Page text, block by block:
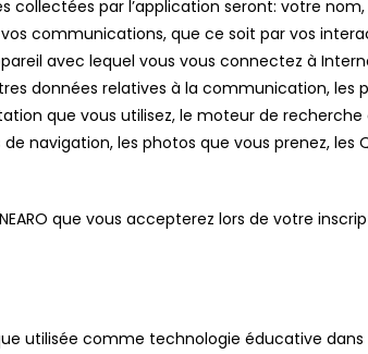
collectées par l’application seront: votre
communications, que ce soit par vos
avec lequel vous vous connectez à
données relatives à la communication, les
que vous utilisez, le moteur de
navigation, les photos que vous prenez, les
que vous accepterez lors de votre
utilisée comme technologie éducative